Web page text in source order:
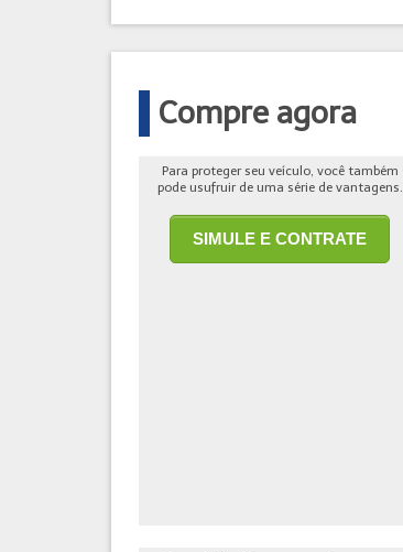
Compre agora
Para proteger seu veículo, você também
pode usufruir de uma série de vantagens.
SIMULE E CONTRATE